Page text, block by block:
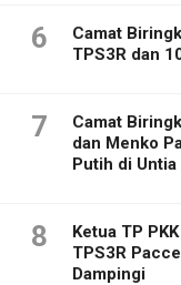
6
Camat
TPS3R dan
7
Camat
dan Menko
Putih di Untia
8
Ketua TP
TPS3R
Dampingi